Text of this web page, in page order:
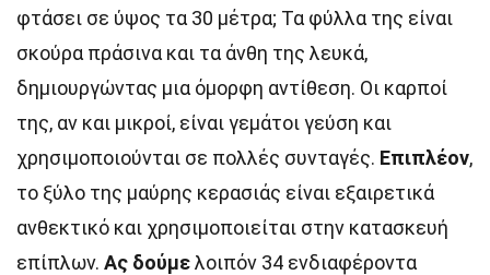
φτάσει σε ύψος τα 30 μέτρα; Τα φύλλα της είναι
σκούρα πράσινα και τα άνθη της λευκά,
δημιουργώντας μια όμορφη αντίθεση. Οι καρποί
της, αν και μικροί, είναι γεμάτοι γεύση και
χρησιμοποιούνται σε πολλές συνταγές. Επιπλέον,
το ξύλο της μαύρης κερασιάς είναι εξαιρετικά
ανθεκτικό και χρησιμοποιείται στην κατασκευή
επίπλων. Ας δούμελοιπόν 34 ενδιαφέροντα